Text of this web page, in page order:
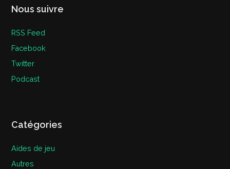
Nous suivre
RSS Feed
Facebook
Twitter
Podcast
Catégories
Aides de jeu
Autres